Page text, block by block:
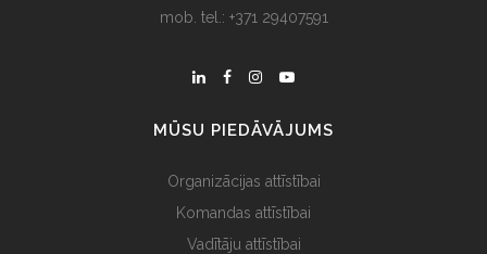
mob. tel.: +371 29407591
MŪSU PIEDĀVĀJUMS
Organizācijas attīstībai
Komandas attīstībai
Vadītāju attīstībai